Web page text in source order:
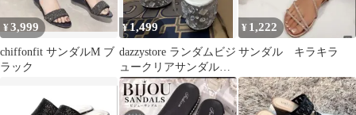
¥3,999
chiffonfit サンダルM ブ
ラック
¥1,499
dazzystore ランダムビジ
ュークリアサンダル
キャバサンダル
¥ 1,222
サンダル キラキラ